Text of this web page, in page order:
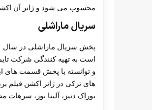
محسوب می شود و ژانر آن
سریال ماراشلی
است به تهیه‌ کنندگی شرکت
و توانسته با پخش قسمت های
های ترکی در ژانر اکشن فیلم
بوراک دنیز، آلینا بوز،